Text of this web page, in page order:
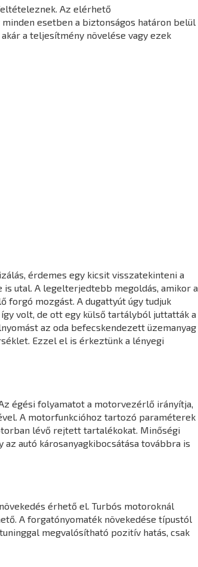
Az elérhető
esetben a biztonságos határon belül
a teljesítmény növelése vagy ezek
érdemes egy kicsit visszatekinteni a
utal. A legelterjedtebb megoldás, amikor a
forgó mozgást. A dugattyút úgy tudjuk
volt, de ott egy külső tartályból juttatták a
az oda befecskendezett üzemanyag
Ezzel el is érkeztünk a lényegi
égési folyamatot a motorvezérlő irányítja,
A motorfunkcióhoz tartozó paraméterek
lévő rejtett tartalékokat. Minőségi
autó károsanyagkibocsátása továbbra is
érhető el. Turbós motoroknál
A forgatónyomaték növekedése típustól
megvalósítható pozitív hatás, csak